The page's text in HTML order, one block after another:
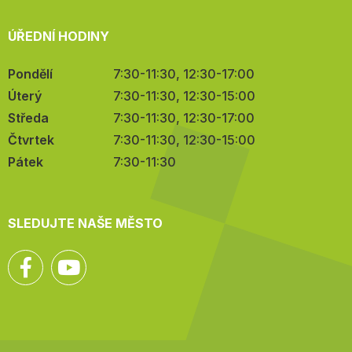
ÚŘEDNÍ HODINY
Pondělí
7:30-11:30, 12:30-17:00
Úterý
7:30-11:30, 12:30-15:00
Středa
7:30-11:30, 12:30-17:00
Čtvrtek
7:30-11:30, 12:30-15:00
Pátek
7:30-11:30
SLEDUJTE NAŠE MĚSTO
Facebook